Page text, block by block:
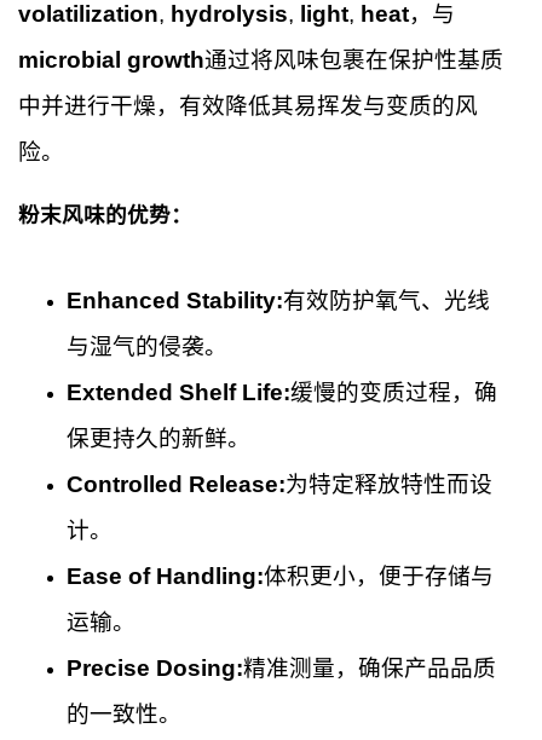
volatilization, hydrolysis, light, heat，与
microbial growth通过将风味包裹在保护性基质
中并进行干燥，有效降低其易挥发与变质的风
险。
粉末风味的优势：
Enhanced Stability:有效防护氧气、光线
与湿气的侵袭。
Extended Shelf Life:缓慢的变质过程，确
保更持久的新鲜。
Controlled Release:为特定释放特性而设
计。
Ease of Handling:体积更小，便于存储与
运输。
Precise Dosing:精准测量，确保产品品质
的一致性。